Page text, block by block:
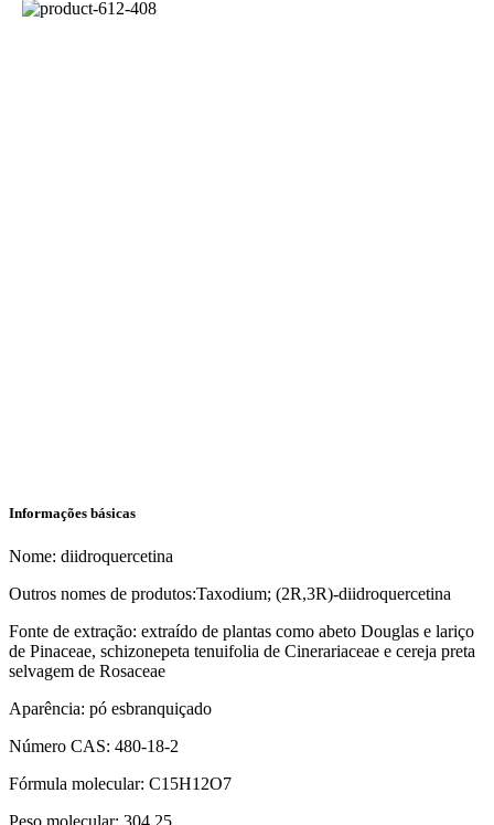
Informações básicas
Nome: diidroquercetina
Outros nomes de produtos:Taxodium; (2R,3R)-diidroquercetina
Fonte de extração: extraído de plantas como abeto Douglas e lariço
de Pinaceae, schizonepeta tenuifolia de Cinerariaceae e cereja preta
selvagem de Rosaceae
Aparência: pó esbranquiçado
Número CAS: 480-18-2
Fórmula molecular: C15H12O7